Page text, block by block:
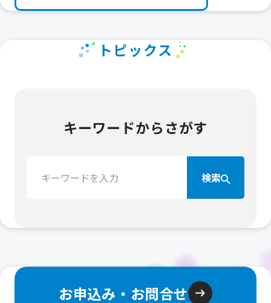
トピックス
キーワードからさがす
索：
検索
お申込み・お問合せ